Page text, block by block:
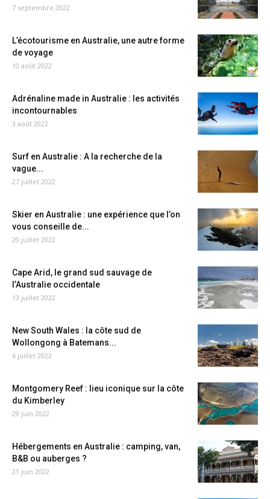
7 septembre 2022
L’écotourisme en Australie, une autre forme
de voyage
10 août 2022
Adrénaline made in Australie : les activités
incontournables
3 août 2022
Surf en Australie : A la recherche de la
vague...
27 juillet 2022
Skier en Australie : une expérience que l’on
vous conseille de...
20 juillet 2022
Cape Arid, le grand sud sauvage de
l’Australie occidentale
13 juillet 2022
New South Wales : la côte sud de
Wollongong à Batemans...
6 juillet 2022
Montgomery Reef : lieu iconique sur la côte
du Kimberley
29 juin 2022
Hébergements en Australie : camping, van,
B&B ou auberges ?
21 juin 2022